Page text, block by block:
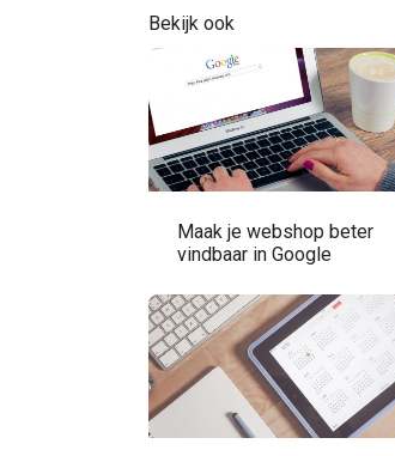
Bekijk ook
Maak je webshop beter
vindbaar in Google